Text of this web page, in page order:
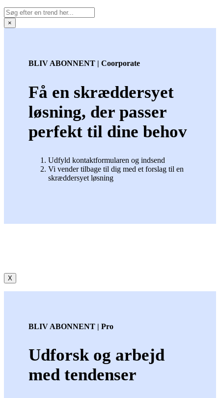
×
BLIV ABONNENT | Coorporate
Få en skræddersyet
løsning, der passer
perfekt til dine behov
Udfyld kontaktformularen og indsend
Vi vender tilbage til dig med et forslag til en
skræddersyet løsning
X
BLIV ABONNENT | Pro
Udforsk og arbejd
med tendenser